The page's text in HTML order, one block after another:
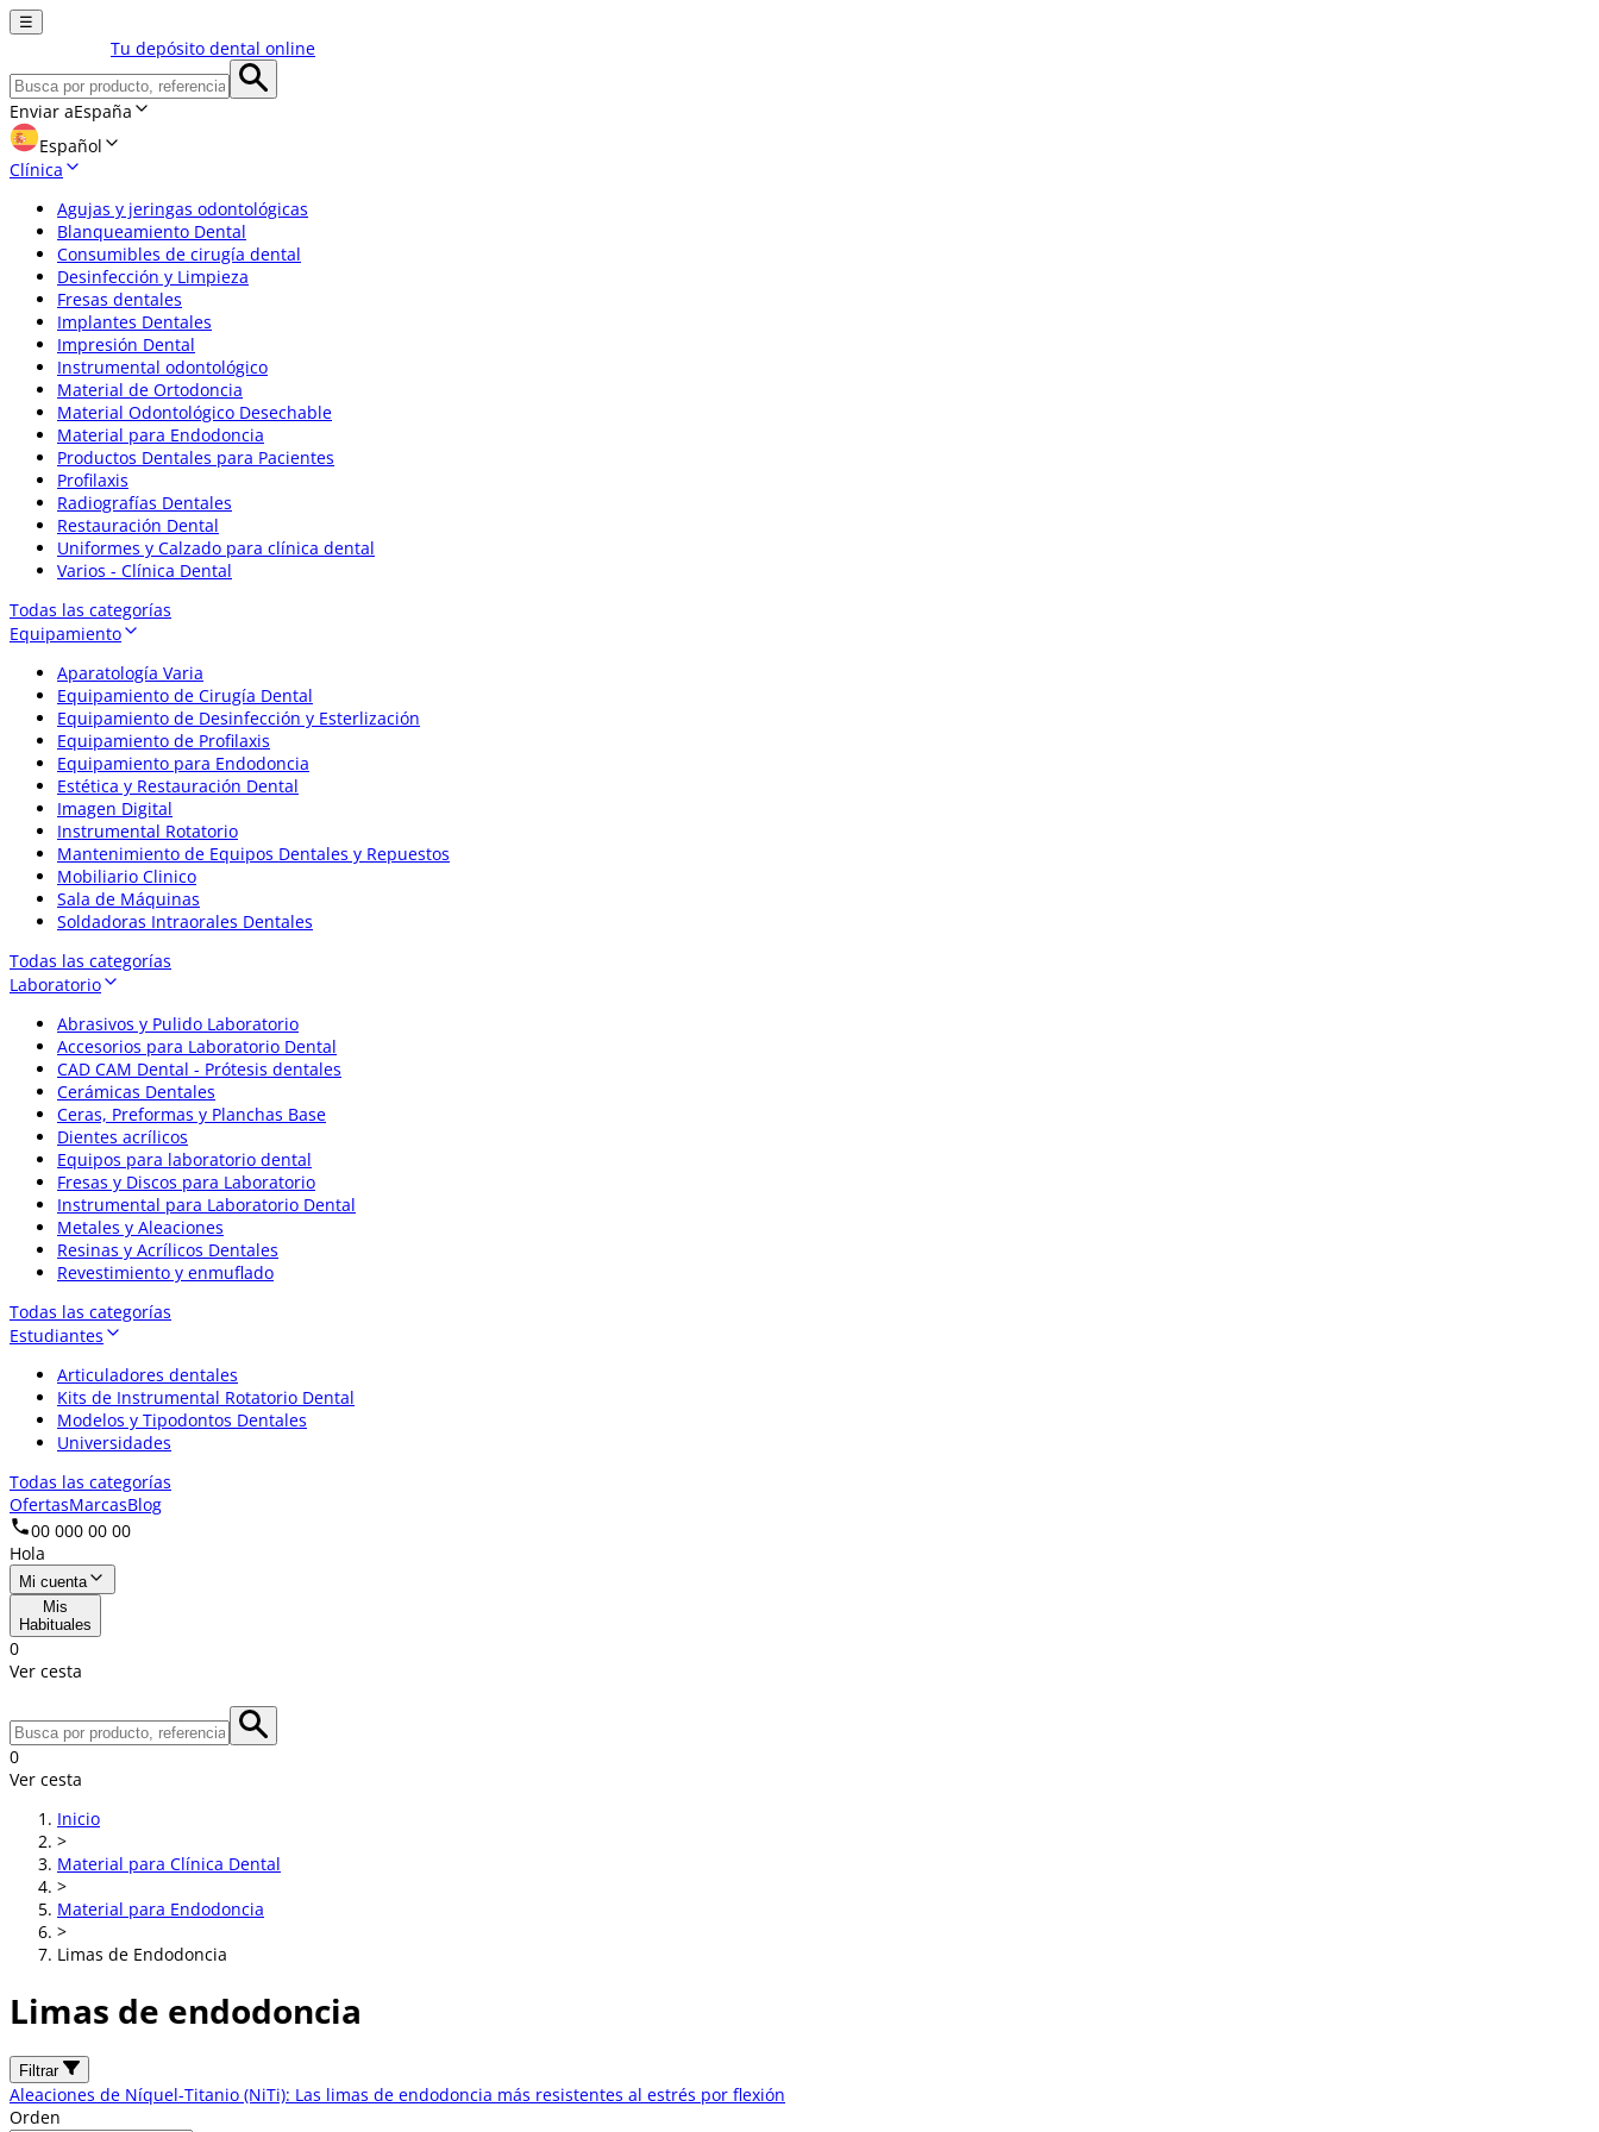
☰
Tu depósito dental online
Enviar aEspaña
Español
Clínica
Agujas y jeringas odontológicas
Blanqueamiento Dental
Consumibles de cirugía dental
Desinfección y Limpieza
Fresas dentales
Implantes Dentales
Impresión Dental
Instrumental odontológico
Material de Ortodoncia
Material Odontológico Desechable
Material para Endodoncia
Productos Dentales para Pacientes
Profilaxis
Radiografías Dentales
Restauración Dental
Uniformes y Calzado para clínica dental
Varios - Clínica Dental
Todas las categorías
Equipamiento
Aparatología Varia
Equipamiento de Cirugía Dental
Equipamiento de Desinfección y Esterlización
Equipamiento de Profilaxis
Equipamiento para Endodoncia
Estética y Restauración Dental
Imagen Digital
Instrumental Rotatorio
Mantenimiento de Equipos Dentales y Repuestos
Mobiliario Clinico
Sala de Máquinas
Soldadoras Intraorales Dentales
Todas las categorías
Laboratorio
Abrasivos y Pulido Laboratorio
Accesorios para Laboratorio Dental
CAD CAM Dental - Prótesis dentales
Cerámicas Dentales
Ceras, Preformas y Planchas Base
Dientes acrílicos
Equipos para laboratorio dental
Fresas y Discos para Laboratorio
Instrumental para Laboratorio Dental
Metales y Aleaciones
Resinas y Acrílicos Dentales
Revestimiento y enmuflado
Todas las categorías
Estudiantes
Articuladores dentales
Kits de Instrumental Rotatorio Dental
Modelos y Tipodontos Dentales
Universidades
Todas las categorías
OfertasMarcasBlog
00 000 00 00
Hola
Mi cuenta
Mis
Habituales
0
Ver cesta
0
Ver cesta
Inicio
>
Material para Clínica Dental
>
Material para Endodoncia
>
Limas de Endodoncia
Limas de endodoncia
Filtrar
Aleaciones de Níquel-Titanio (NiTi): Las limas de endodoncia más resistentes al estrés por flexión
Orden